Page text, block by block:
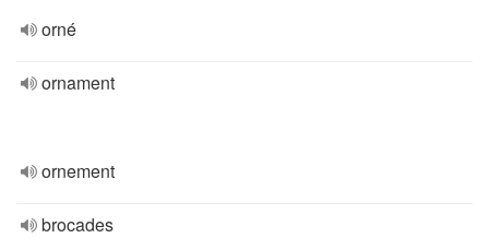
orné
ornament
ornement
brocades